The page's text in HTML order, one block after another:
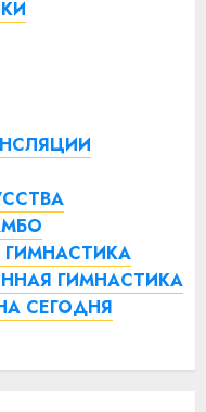
ГИМНАСТИКА
СЕГОДНЯ